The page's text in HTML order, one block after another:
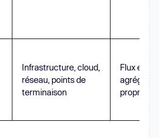
Infrastructure, cloud,
réseau, points de
terminaison
Flux
agrégés